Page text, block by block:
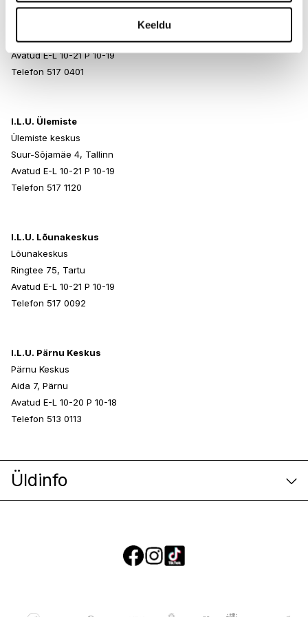
Keeldu
I.L.U. Rocca al Mare
Rocca al Mare Kaubanduskeskus
Paldiski mnt 102, Tallinn
Avatud E-L 10-21 P 10-19
Telefon 517 0401
I.L.U. Ülemiste
Ülemiste keskus
Suur-Sõjamäe 4, Tallinn
Avatud E-L 10-21 P 10-19
Telefon 517 1120
I.L.U. Lõunakeskus
Lõunakeskus
Ringtee 75, Tartu
Avatud E-L 10-21 P 10-19
Telefon 517 0092
I.L.U. Pärnu Keskus
Pärnu Keskus
Aida 7, Pärnu
Avatud E-L 10-20 P 10-18
Telefon 513 0113
Üldinfo